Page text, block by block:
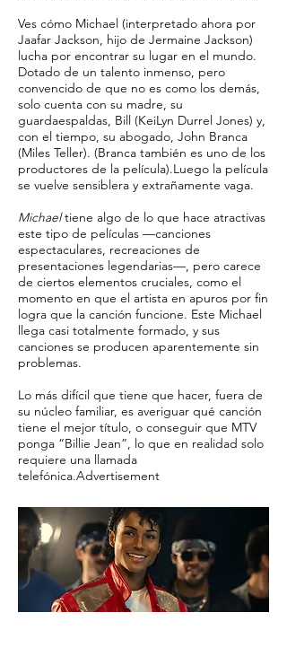
Ves cómo Michael (interpretado ahora por
Jaafar Jackson, hijo de Jermaine Jackson)
lucha por encontrar su lugar en el mundo.
Dotado de un talento inmenso, pero
convencido de que no es como los demás,
solo cuenta con su madre, su
guardaespaldas, Bill (KeiLyn Durrel Jones) y,
con el tiempo, su abogado, John Branca
(Miles Teller). (Branca también es uno de los
productores de la película).Luego la película
se vuelve sensiblera y extrañamente vaga.
Michaeltiene algo de lo que hace atractivas
este tipo de películas —canciones
espectaculares, recreaciones de
presentaciones legendarias—, pero carece
de ciertos elementos cruciales, como el
momento en que el artista en apuros por fin
logra que la canción funcione. Este Michael
llega casi totalmente formado, y sus
canciones se producen aparentemente sin
problemas.
Lo más difícil que tiene que hacer, fuera de
su núcleo familiar, es averiguar qué canción
tiene el mejor título, o conseguir que MTV
ponga “Billie Jean”, lo que en realidad solo
requiere una llamada
telefónica.Advertisement